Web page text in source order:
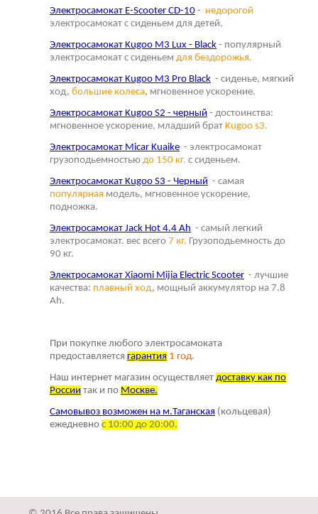
Электросамокат E-Scooter CD-10 - недорогой
электросамокат с сиденьем для детей.
Электросамокат Kugoo M3 Lux - Black - популярный
электросамокат с сиденьем для бездорожья.
Электросамокат Kugoo M3 Pro Black - сиденье, мягкий
ход, большие колеса, мгновенное ускорение.
Электросамокат Kugoo S2 - черный - достоинства:
мгновенное ускорение, младший брат Kugoo s3.
Электросамокат Micar Kuaike - электросамокат
грузоподьемностью до 150 кг. с сиденьем.
Электросамокат Kugoo S3 - Черный - самая
популярная модель, мгновенное ускорение,
подножка.
Электросамокат Jack Hot 4.4 Ah - самый легкий
электросамокат. вес всего 7 кг. Грузоподьемность до
90 кг.
Электросамокат Xiaomi Mijia Electric Scooter - лучшие
качества: плавный ход, мощный аккумулятор на 7.8
Ah.
При покупке любого электросамоката
предоставляется гарантия 1 год.
Наш интернет магазин осуществляет доставку как по
России так и по Москве.
Самовывоз возможен на м.Таганская (кольцевая)
ежедневно с 10:00 до 20:00.